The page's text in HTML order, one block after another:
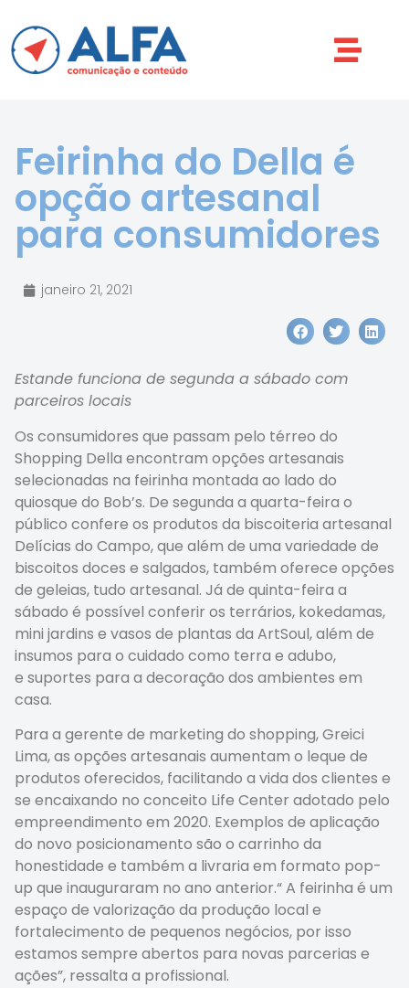
Feirinha do Della é
opção artesanal
para consumidores
janeiro 21, 2021
Estande funciona de segunda a sábado com
parceiros locais
Os consumidores que passam pelo térreo do
Shopping Della encontram opções artesanais
selecionadas na feirinha montada ao lado do
quiosque do Bob’s. De segunda a quarta-feira o
público confere os produtos da biscoiteria artesanal
Delícias do Campo, que além de uma variedade de
biscoitos doces e salgados, também oferece opções
de geleias, tudo artesanal. Já de quinta-feira a
sábado é possível conferir os terrários, kokedamas,
mini jardins e vasos de plantas da ArtSoul, além de
insumos para o cuidado como terra e adubo,
e suportes para a decoração dos ambientes em
casa.
Para a gerente de marketing do shopping, Greici
Lima, as opções artesanais aumentam o leque de
produtos oferecidos, facilitando a vida dos clientes e
se encaixando no conceito Life Center adotado pelo
empreendimento em 2020. Exemplos de aplicação
do novo posicionamento são o carrinho da
honestidade e também a livraria em formato pop-
up que inauguraram no ano anterior.“ A feirinha é um
espaço de valorização da produção local e
fortalecimento de pequenos negócios, por isso
estamos sempre abertos para novas parcerias e
ações”, ressalta a profissional.